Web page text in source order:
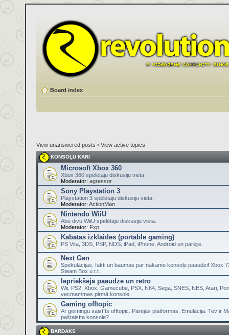
Board index
View unanswered posts • View active topics
KONSOĻU KARI
Microsoft Xbox 360
Xbox 360 spēlētāju diskusiju vieta.
Moderator: agressor
Sony Playstation 3
Playstation 3 spēlētāju diskusiju vieta.
Moderator: ActionMan
Nintendo WiiU
Abu divu WiiU spēlētāju diskusiju vieta.
Moderator: Fxp
Kabatas izklaides (portable gaming)
PS Vita, 3DS, PSP, NDS, iPad, iPhone, Android un pārējie.
Next Gen
Spekulācijas, fakti un baumas par nākamo konsoļu paaudzi! Xbox
Steam Box u.t.t.
Iepriekšējā paaudze un retro
Wii, PS2, Xbox, Gamecube, PSX, N64, Sega, SNES, NES, Atari,
vecmammas pirmā konsole.
Gaming offtopic
Ar geimingu saistīts offtopic. Pārējās platformas. Emulācija. Tev ir
paštaisīta konsole?
BARDAKS